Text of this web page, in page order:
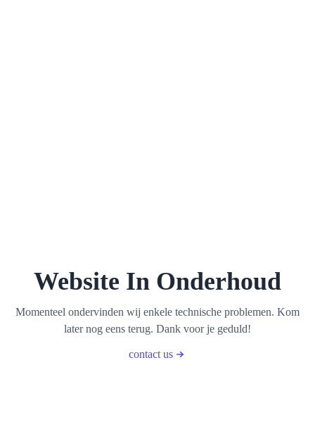
Website In Onderhoud
Momenteel ondervinden wij enkele technische problemen. Kom
later nog eens terug. Dank voor je geduld!
contact us